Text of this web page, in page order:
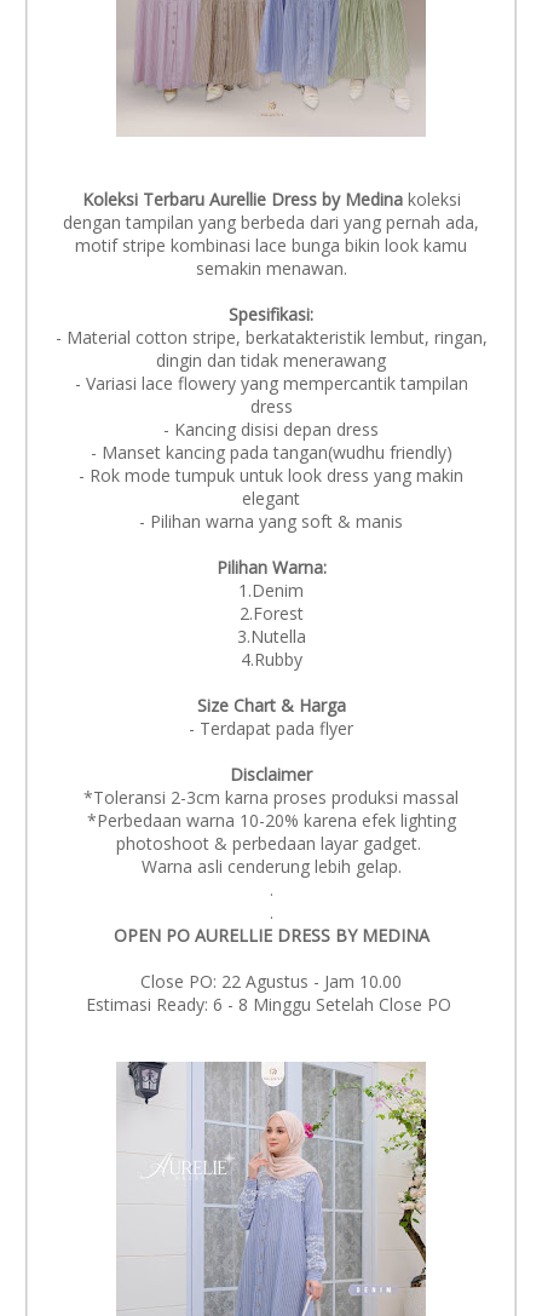
Koleksi Terbaru Aurellie Dress by Medina koleksi
dengan tampilan yang berbeda dari yang pernah ada,
motif stripe kombinasi lace bunga bikin look kamu
semakin menawan.
Spesifikasi:
- Material cotton stripe, berkatakteristik lembut, ringan,
dingin dan tidak menerawang
- Variasi lace flowery yang mempercantik tampilan
dress
- Kancing disisi depan dress
- Manset kancing pada tangan(wudhu friendly)
- Rok mode tumpuk untuk look dress yang makin
elegant
- Pilihan warna yang soft & manis
Pilihan Warna:
1.Denim
2.Forest
3.Nutella
4.Rubby
Size Chart & Harga
- Terdapat pada flyer
Disclaimer
*Toleransi 2-3cm karna proses produksi massal
*Perbedaan warna 10-20% karena efek lighting
photoshoot & perbedaan layar gadget.
Warna asli cenderung lebih gelap.
.
.
OPEN PO AURELLIE DRESS BY MEDINA
Close PO: 22 Agustus - Jam 10.00
Estimasi Ready: 6 - 8 Minggu Setelah Close PO